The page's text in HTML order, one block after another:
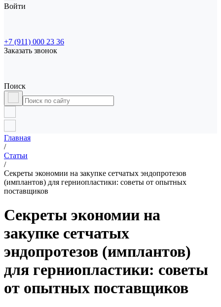
Войти
+7 (911) 000 23 36
Заказать звонок
Поиск
Главная
/
Статьи
/
Секреты экономии на закупке сетчатых эндопротезов
(имплантов) для герниопластики: советы от опытных
поставщиков
Секреты экономии на
закупке сетчатых
эндопротезов (имплантов)
для герниопластики: советы
от опытных поставщиков